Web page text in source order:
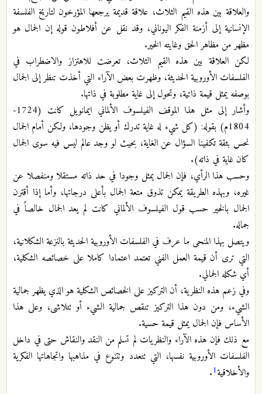
والعلاقة بين هذه القيم الثلاث، علاقة قديمة يرجعها المؤرخون لتاريخ الفلسفة
الإنسانية إلى أزمنة الفكر اليوناني، وقد نقل عن أفلاطون قوله إن الجمال هو
مظهر من مظاهر الحق وغايته الخير.
لكن العلاقة بين هذه القيم الثلاث، تعرضت للاهتزاز والاضطراب في
الفلسفات الأوروبية الحديثة، وظهرت بعض الآراء التي أخذت تنظر إلى الجمال
بوصفه يمثل قيمة ذاتية، وتحول إلى غاية مطلوبة في ذاتها.
وأشار إلى مثل هذا الموقف الفيلسوف الألماني ايمانويل كانت (1724-
1804م) بقوله: (كل شيء له غاية تدرك أو يظن وجودها، ولكن أمام الجمال
نحس بثقة تكفينا السؤال عن الغاية، بحيث لو وجد عالم ليس فيه سوى الجمال
كان غاية في ذاته).
وحسب هذا الرأي، فإن الجمال يمثل وجودا في حد ذاته مستقلا ومنفصلا عن
غيره، وبهذه الطريقة يمكن تذوق متعة الجمال بأعلى درجاتها، وأما إذا أقترن
الجمال بالخير حسب قول الفيلسوف الألماني كانت لم يعد الجمال خالصاً في
جماله.
ويتصل بهذا المنحى ما عرف في الفلسفات الأوروبية الحديثة بالنزعة الشكلانية،
التي ترى أن قيمة العمل الفني تعتمد اعتمادا كاملا على خصائصه الشكلية،
أي شكله الجمالي.
وفي زعم هذه النظرية، أن التركيز على الخصائص الشكلية هو الذي يظهر جمالية
الشيء، ومن دون هذا التركيز تنقص جمالية الشيء أو تتلاشى، وعلى هذا
الأساس فإن الجمال يمثل قيمة حسية.
مع ذلك فإن هذه الآراء والنظريات لم تسلم من النقد والنقاش حتى في داخل
الفلسفات الأوروبية نفسها، التي تتعدد وتتنوع في مذاهبها واتجاهاتها الفكرية
والأخلاقية1
.